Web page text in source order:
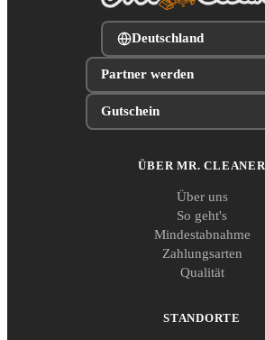
Deutschland
Partner werden
Gutschein
ÜBER MR. CLEANER
Über uns
So geht's
Mindestabnahme
Zahlungsarten
Qualität
STANDORTE